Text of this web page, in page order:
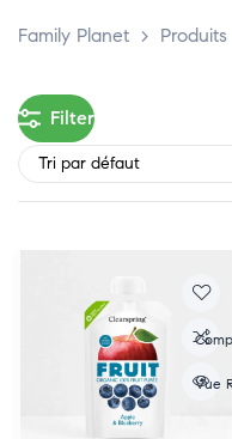
Family Planet > Produits
Filter
Tri par défaut
Vue